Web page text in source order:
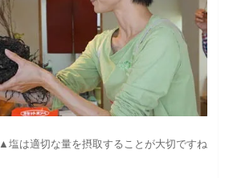
▲塩は適切な量を摂取することが大切ですね